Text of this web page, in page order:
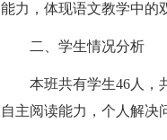
能力，体现语文教学中的
二、学生情况分析
本班共有学生46人，
自主阅读能力，个人解决